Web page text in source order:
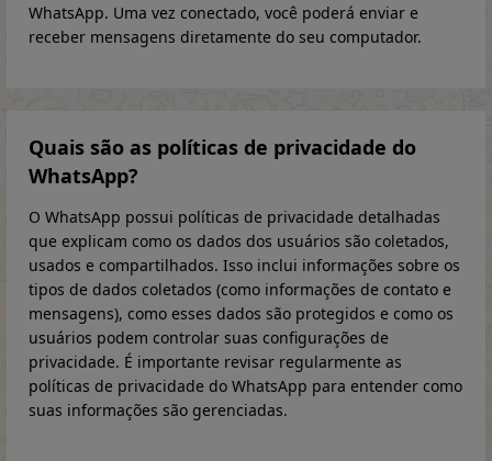
WhatsApp. Uma vez conectado, você poderá enviar e
receber mensagens diretamente do seu computador.
Quais são as políticas de privacidade do
WhatsApp?
O WhatsApp possui políticas de privacidade detalhadas
que explicam como os dados dos usuários são coletados,
usados e compartilhados. Isso inclui informações sobre os
tipos de dados coletados (como informações de contato e
mensagens), como esses dados são protegidos e como os
usuários podem controlar suas configurações de
privacidade. É importante revisar regularmente as
políticas de privacidade do WhatsApp para entender como
suas informações são gerenciadas.